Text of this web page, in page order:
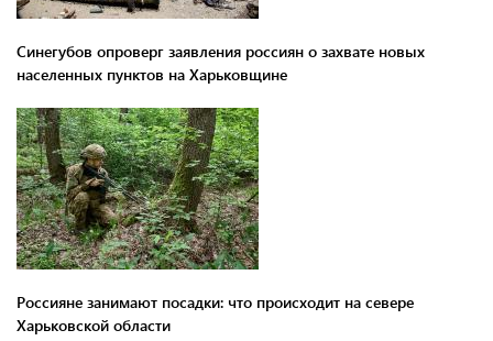
Синегубов опроверг заявления россиян о захвате новых
населенных пунктов на Харьковщине
Россияне занимают посадки: что происходит на севере
Харьковской области